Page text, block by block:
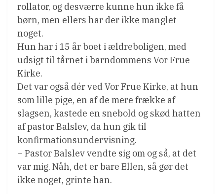
rollator, og desværre kunne hun ikke få
børn, men ellers har der ikke manglet
noget.
Hun har i 15 år boet i ældreboligen, med
udsigt til tårnet i barndommens Vor Frue
Kirke.
Det var også dér ved Vor Frue Kirke, at hun
som lille pige, en af de mere frække af
slagsen, kastede en snebold og skød hatten
af pastor Balslev, da hun gik til
konfirmationsundervisning.
– Pastor Balslev vendte sig om og så, at det
var mig. Nåh, det er bare Ellen, så gør det
ikke noget, grinte han.